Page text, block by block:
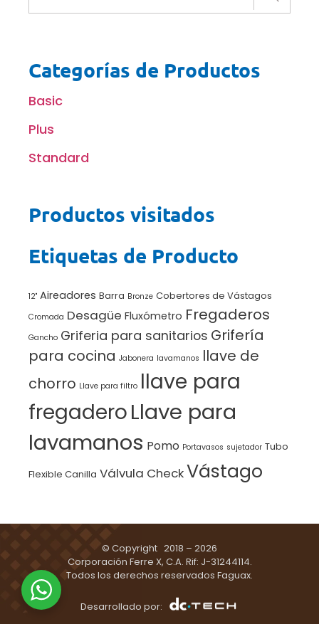
Categorías de Productos
Basic
Plus
Standard
Productos visitados
Etiquetas de Producto
12" Aireadores Barra Bronze Cobertores de Vástagos
Cromada Desagüe Fluxómetro Fregaderos
Gancho Griferia para sanitarios Grifería
para cocina Jabonera lavamanos llave de
chorro Llave para filtro llave para
fregaderoLlave para
lavamanos Pomo Portavasos sujetador Tubo
Flexible Canilla Válvula CheckVástago
© Copyright 2018 – 2026
Corporación Ferre X, C.A. Rif: J-31244114.
Todos los derechos reservados Faguax.
Desarrollado por: